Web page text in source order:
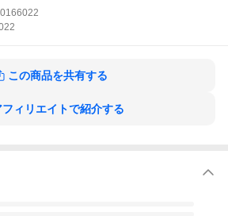
さらりとまとまる髪に仕上げたい
手
い、十分に乾燥させてから全量詰め替え
この商品を共有する
フィリエイトで紹介する